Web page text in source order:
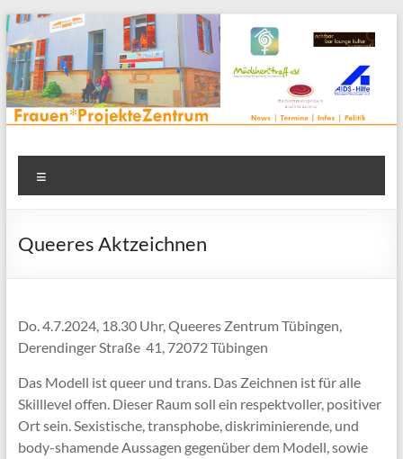
Zum
Inhalt
springen
Frauenprojektehaus wird
FrauenProjekteZentrum
Frauen* | Mädchen* | Projekte | Beratung | Veranstaltungen |
in einem Zentrum | Räume für alle | Projektarbeit | Begegnung
Queeres Aktzeichnen
Do. 4.7.2024, 18.30 Uhr, Queeres Zentrum Tübingen,
Derendinger Straße 41, 72072 Tübingen
Das Modell ist queer und trans. Das Zeichnen ist für alle
Skilllevel offen. Dieser Raum soll ein respektvoller, positiver
Ort sein. Sexistische, transphobe, diskriminierende, und
body-shamende Aussagen gegenüber dem Modell, sowie